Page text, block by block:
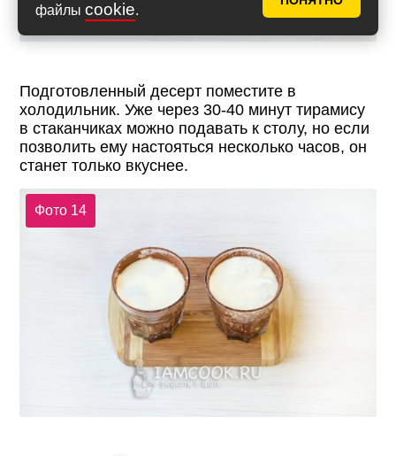
файлы cookie.
Подготовленный десерт поместите в
холодильник. Уже через 30-40 минут тирамису
в стаканчиках можно подавать к столу, но если
позволить ему настояться несколько часов, он
станет только вкуснее.
Фото 14